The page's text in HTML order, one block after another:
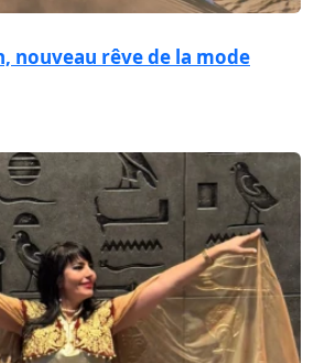
nouveau rêve de la mode